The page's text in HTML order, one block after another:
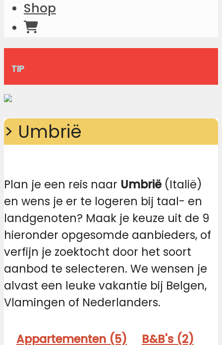
Shop
TIP
> Umbrië
Plan je een reis naar Umbrië (Italië)
en wens je er te logeren bij taal- en
landgenoten? Maak je keuze uit de 9
hieronder opgesomde aanbieders, of
verfijn je zoektocht door het soort
aanbod te selecteren. We wensen je
alvast een leuke vakantie bij Belgen,
Vlamingen of Nederlanders.
Appartementen (5)
B&B's (2)